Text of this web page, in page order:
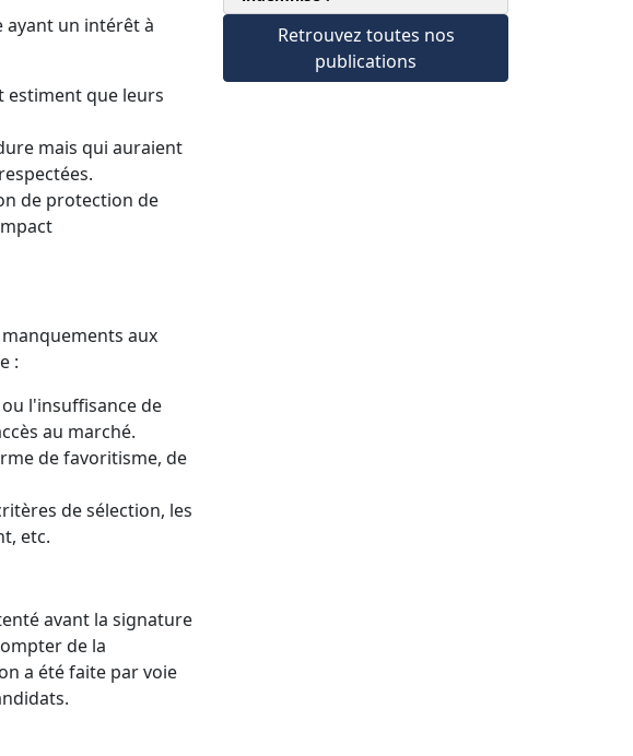
un intérêt à
estiment que leurs
mais qui auraient
de protection de
aux
:
ou l'insuffisance de
au marché.
de favoritisme, de
de sélection, les
etc.
avant la signature
de la
a été faite par voie
Retrouvez toutes nos
publications